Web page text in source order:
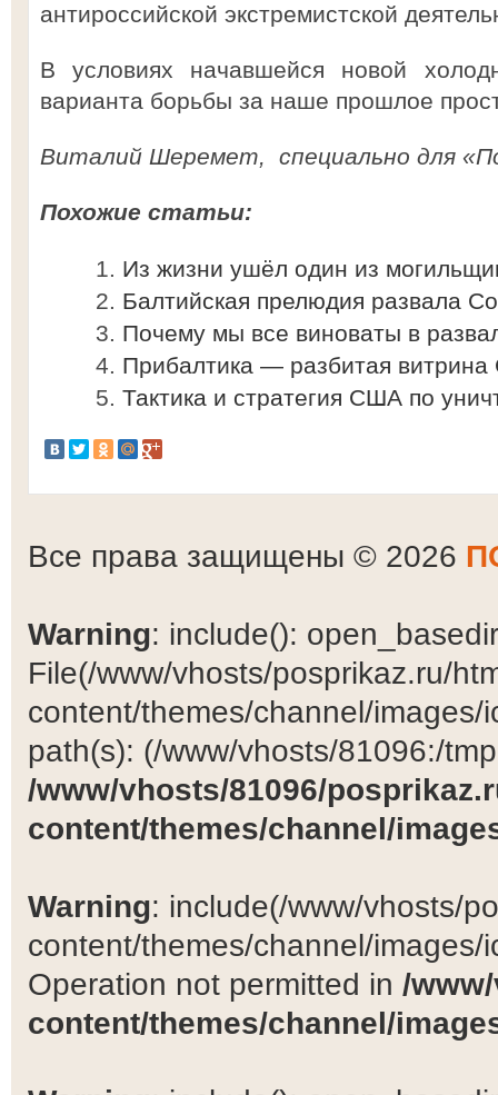
антироссийской экстремистской
В условиях начавшейся новой
варианта борьбы за наше прошлое
Виталий Шеремет, специально для
Похожие статьи:
Из жизни ушёл один из
Балтийская прелюдия развала
Почему мы все виноваты в
Прибалтика — разбитая витрина
Тактика и стратегия США по
Все права защищены © 2026
Warning: include():
File(/www/vhosts/posprikaz.ru/
content/themes/channel/
path(s): (/www/vhosts/81096:/
/www/vhosts/81096/
content/themes/channel/
Warning: include(/www/vhosts/
content/themes/channel/
Operation not permitted in /
content/themes/channel/